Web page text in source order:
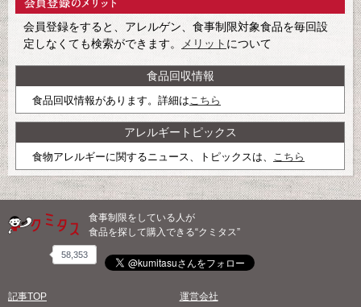
会員登録をすると、アレルゲン、食事制限対象食品を毎回設
定しなくても検索ができます。
メリット について
食品回収情報
食品回収情報があります。詳細はこちら
アレルギートピックス
食物アレルギーに関するニュース、トピックスは、 こちら
食事制限をしている人が
食品を探して購入できる“クミタス”
58,353
記事TOP 運営会社